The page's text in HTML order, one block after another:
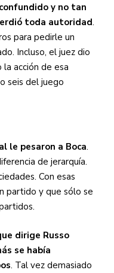
y no tan
toda autoridad.
para pedirle un
Incluso, el juez dio
acción de esa
seis del juego
le pesaron a Boca.
de jerarquía.
Con esas
partido y que sólo se
dirige Russo
se había
. Tal vez demasiado